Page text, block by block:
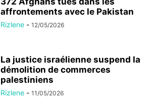
affrontements avec le Pakistan
Rizlene - 12/05/2026
La justice israélienne suspend la
démolition de commerces
palestiniens
Rizlene - 11/05/2026